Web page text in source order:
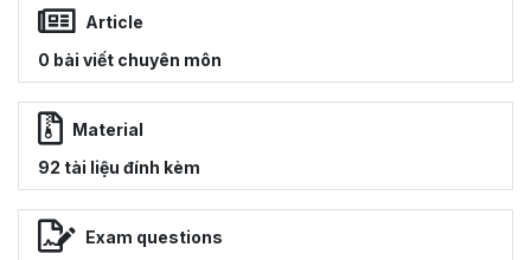
Article
0 bài viết chuyên môn
Material
92 tài liệu đính kèm
Exam questions